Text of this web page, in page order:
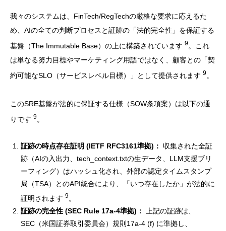
我々のシステムは、FinTech/RegTechの厳格な要求に応えるた
め、AIの全ての判断プロセスと証跡の「法的完全性」を保証する
基盤（The Immutable Base）の上に構築されています 9。これ
は単なる努力目標やマーケティング用語ではなく、顧客との「契
約可能なSLO（サービスレベル目標）」として提供されます 9。
このSRE基盤が法的に保証する仕様（SOW条項案）は以下の通
りです 9
証跡の時点存在証明 (IETF RFC3161準拠)：
収集された全証
跡（AIの入出力、tech_context.txtの生データ、LLM支援ブリ
ーフィング）はハッシュ化され、外部の認定タイムスタンプ
局（TSA）とのAPI統合により、「いつ存在したか」が法的に
証明されます 9。
証跡の完全性 (SEC Rule 17a-4準拠)：
上記の証跡は、
SEC（米国証券取引委員会）規則17a-4 (f) に準拠し、